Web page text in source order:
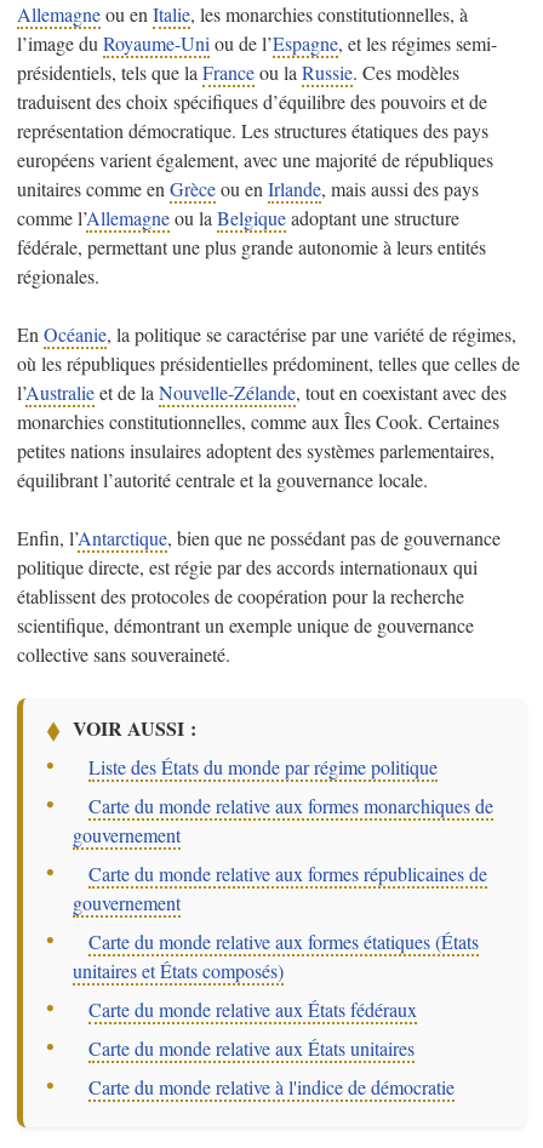
Allemagneou enItalie, les monarchies constitutionnelles, à
l’image duRoyaume-Uniou de l’Espagne, et les régimes semi-
présidentiels, tels que laFranceou laRussie. Ces modèles
traduisent des choix spécifiques d’équilibre des pouvoirs et de
représentation démocratique. Les structures étatiques des pays
européens varient également, avec une majorité de républiques
unitaires comme enGrèceou enIrlande, mais aussi des pays
comme l’Allemagneou laBelgiqueadoptant une structure
fédérale, permettant une plus grande autonomie à leurs entités
régionales.
EnOcéanie, la politique se caractérise par une variété de régimes,
où les républiques présidentielles prédominent, telles que celles de
l’Australieet de laNouvelle-Zélande, tout en coexistant avec des
monarchies constitutionnelles, comme aux Îles Cook. Certaines
petites nations insulaires adoptent des systèmes parlementaires,
équilibrant l’autorité centrale et la gouvernance locale.
Enfin, l’Antarctique, bien que ne possédant pas de gouvernance
politique directe, est régie par des accords internationaux qui
établissent des protocoles de coopération pour la recherche
scientifique, démontrant un exemple unique de gouvernance
collective sans souveraineté.
VOIR AUSSI :
–Liste des États du monde par régime politique
–Carte du monde relative aux formes monarchiques de
gouvernement
–Carte du monde relative aux formes républicaines de
gouvernement
–Carte du monde relative aux formes étatiques (États
unitaires et États composés)
–Carte du monde relative aux États fédéraux
–Carte du monde relative aux États unitaires
–Carte du monde relative à l'indice de démocratie